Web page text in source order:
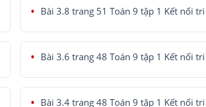
Bài 3.8 trang 51 Toán 9 tập 1 Kết nối
Bài 3.6 trang 48 Toán 9 tập 1 Kết nối
Bài 3.4 trang 48 Toán 9 tập 1 Kết nối